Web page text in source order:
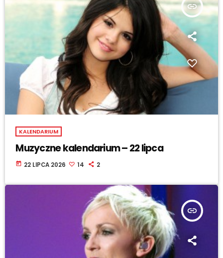
insert_link
KALENDARIUM
Muzyczne kalendarium – 22 lipca
today 22 LIPCA 2026 14 2
insert_link